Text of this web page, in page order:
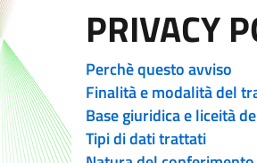
PRIVACY
Perchè questo avviso
Finalità e modalità del
Base giuridica e liceità
Tipi di dati trattati